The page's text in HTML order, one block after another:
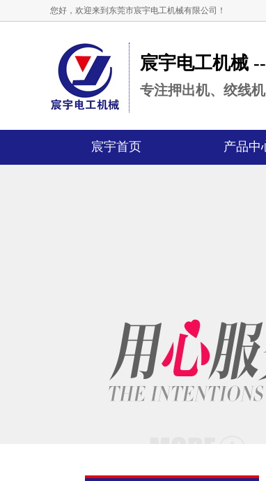
您好，欢迎来到东莞市宸宇电工机械有限公司！
宸宇电工机械
专注押出机、绞线
宸宇首页 产品中